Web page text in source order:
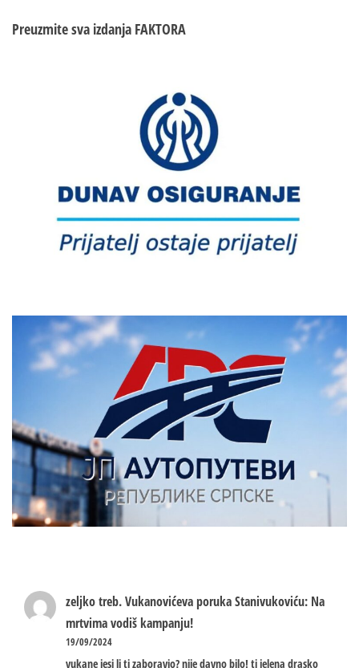
Preuzmite sva izdanja FAKTORA
zeljko treb.Vukanovićeva poruka Stanivukoviću: Na
mrtvima vodiš kampanju!
19/09/2024
vukane jesi li ti zaboravio? nije davno bilo! ti jelena drasko